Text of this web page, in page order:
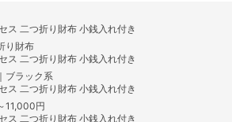
ス 二つ折り財布 小銭入れ付き
り財布
ス 二つ折り財布 小銭入れ付き
ブラック系
ス 二つ折り財布 小銭入れ付き
11,000円
ス 二つ折り財布 小銭入れ付き